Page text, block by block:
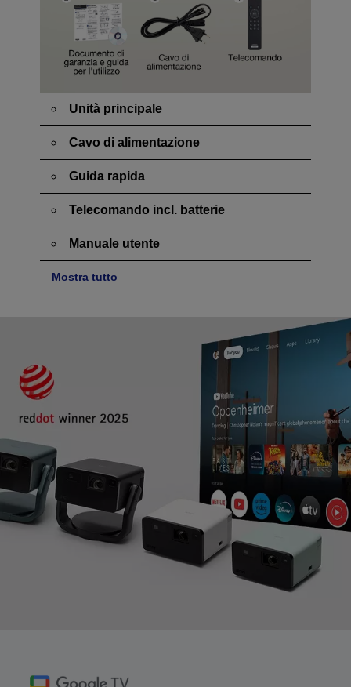
Unità principale
Cavo di alimentazione
Guida rapida
Telecomando incl. batterie
Manuale utente
Mostra tutto